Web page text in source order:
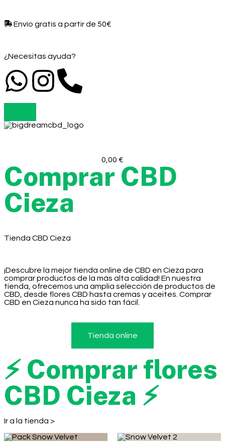
Envío gratis a partir de 50€​
¿Necesitas ayuda?
0,00 €
Comprar CBD
Cieza
Tienda CBD Cieza
¡Descubre la mejor tienda online de CBD en Cieza para
comprar productos de la más alta calidad! En nuestra
tienda, ofrecemos una amplia selección de productos de
CBD, desde flores CBD hasta cremas y aceites. Comprar
CBD en Cieza nunca ha sido tan fácil.
Tienda online
⚡ Comprar flores
CBD Cieza ⚡
Ir a la tienda >